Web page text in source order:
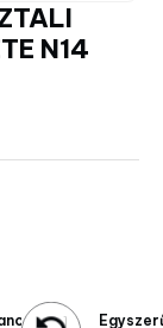
N14